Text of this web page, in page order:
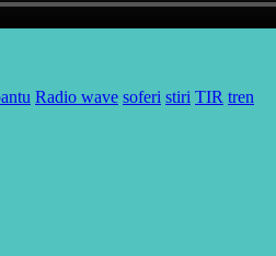
Radio wave soferi stiri TIR tren